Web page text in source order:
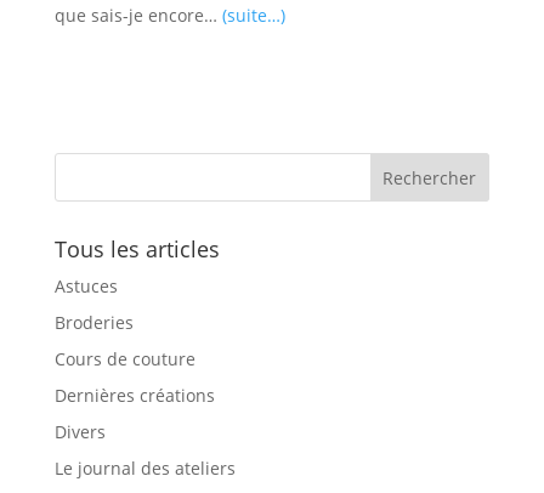
que sais-je encore… (suite…)
Tous les articles
Astuces
Broderies
Cours de couture
Dernières créations
Divers
Le journal des ateliers